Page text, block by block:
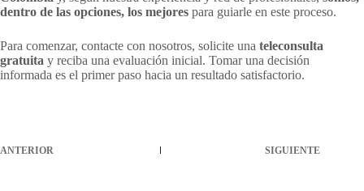
dentro de las opciones, los mejores para guiarle en este proceso.
Para comenzar, contacte con nosotros, solicite una teleconsulta
gratuita y reciba una evaluación inicial. Tomar una decisión
informada es el primer paso hacia un resultado satisfactorio.
ANTERIOR SIGUIENTE